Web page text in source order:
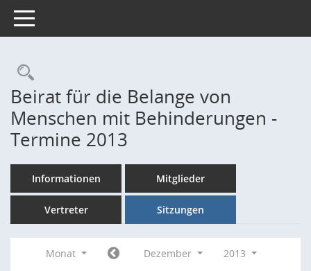
Toggle navigation
Rechercheauswahl
Beirat für die Belange von
Menschen mit Behinderungen -
Termine 2013
Informationen Mitglieder
Vertreter Sitzungen
Monat Dezember
2013